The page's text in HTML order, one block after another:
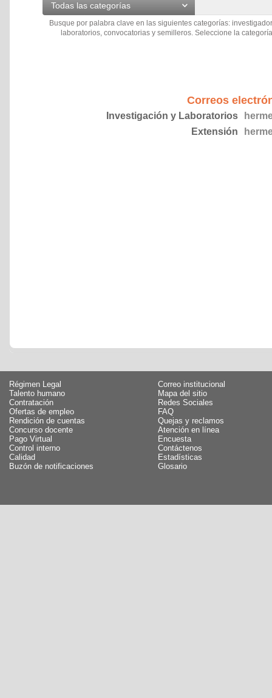
Todas las categorías
Busque por palabra clave en las siguientes categorías:
laboratorios, convocatorias y semilleros. Seleccione la
Correos
Investigación y Laboratorios
Extensión
Régimen Legal
Talento humano
Contratación
Ofertas de empleo
Rendición de cuentas
Concurso docente
Pago Virtual
Control interno
Calidad
Buzón de notificaciones
Correo institucional
Mapa del sitio
Redes Sociales
FAQ
Quejas y reclamos
Atención en línea
Encuesta
Contáctenos
Estadísticas
Glosario